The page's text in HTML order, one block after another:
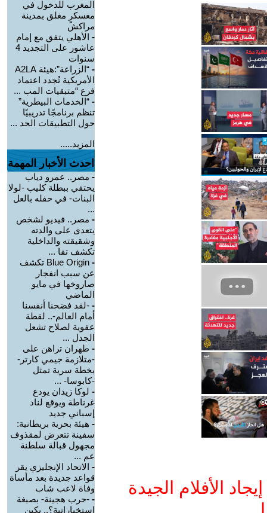
الأفلام الجيدة
المغرب للدخول في
معسكرٍ مغلق بمدينة
مراكش
- الأهلي يتفق مع إمام
عاشور على التجديد 4
سنوات
-
“الزراعة”:هيئة A2LA
الأمريكية تُجدد اعتماد
فرع “متبقيات المب ...
- “الخدمات البيطرية”
تنظم برنامجًا تدريبيًا
حول التطبيقات الحد ...
المزيد.....
احدث الأخبار المهمة
- مصر.. عمرو دياب
يحتفي ببطلة كليب -لولا
البنات- في حفله بالعل
...
- مصر.. فيديو لشخص
يتعدى على والدته
وشقيقته والداخلية
تكشف تفا ...
-
Blue Origin تكشف
عن سبب انفجار
صاروخها في مايو
الماضي
- -لقد فضحنا أنفسنا
أمام العالم-.. لقطة
عفوية لصلاح تشعل
الجدل ...
- طهران تراهن على
-متلازمة جيمي كارتر-
بخطة سرية تمثل
-كابوسا- ...
- لوكا زيدان يودع
غرناطة ويوقع لناد
إسباني جديد
- هيئة بحرية بريطانية:
سفينة تتعرض لمقذوف
مجهول قبالة سلطنة
عم ...
- الاتحاد الإنجليزي يقر
قواعد جديدة بعد مأساة
وفاة لاعب شاب
- -حرب هجينة- بصبغة
استخباراتية؟.. بكين